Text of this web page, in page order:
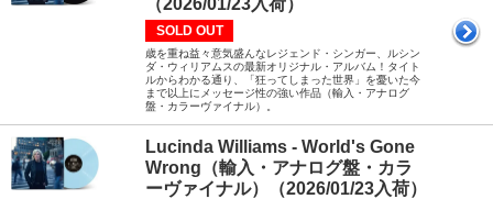
SOLD OUT
歳を重ね益々意気盛んなレジェンド・シンガー、ルシン
ダ・ウィリアムスの最新オリジナル・アルバム！タイト
ルからわかる通り、「狂ってしまった世界」を憂いた今
まで以上にメッセージ性の強い作品（輸入・アナログ
盤・カラーヴァイナル）。
Lucinda Williams - World's Gone
Wrong（輸入・アナログ盤・カラ
ーヴァイナル）（2026/01/23入荷）